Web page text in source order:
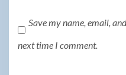
Save my name, email,
next time I comment.